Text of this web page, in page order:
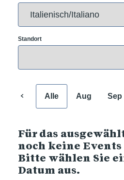
Standort
Alle Aug Sep
Für das
noch keine
Bitte wählen Sie
Datum aus.